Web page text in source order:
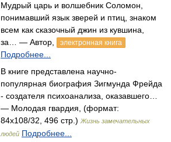
Мудрый царь и волшебник Соломон,
понимавший язык зверей и птиц, знаком
всем как сказочный джин из кувшина,
за… — Автор,
электронная книга
Подробнее...
В книге представлена научно-
популярная биография Зигмунда Фрейда
- создателя психоанализа, оказавшего…
— Молодая гвардия, (формат:
84x108/32, 496 стр.) Жизнь замечательных
людей Подробнее...